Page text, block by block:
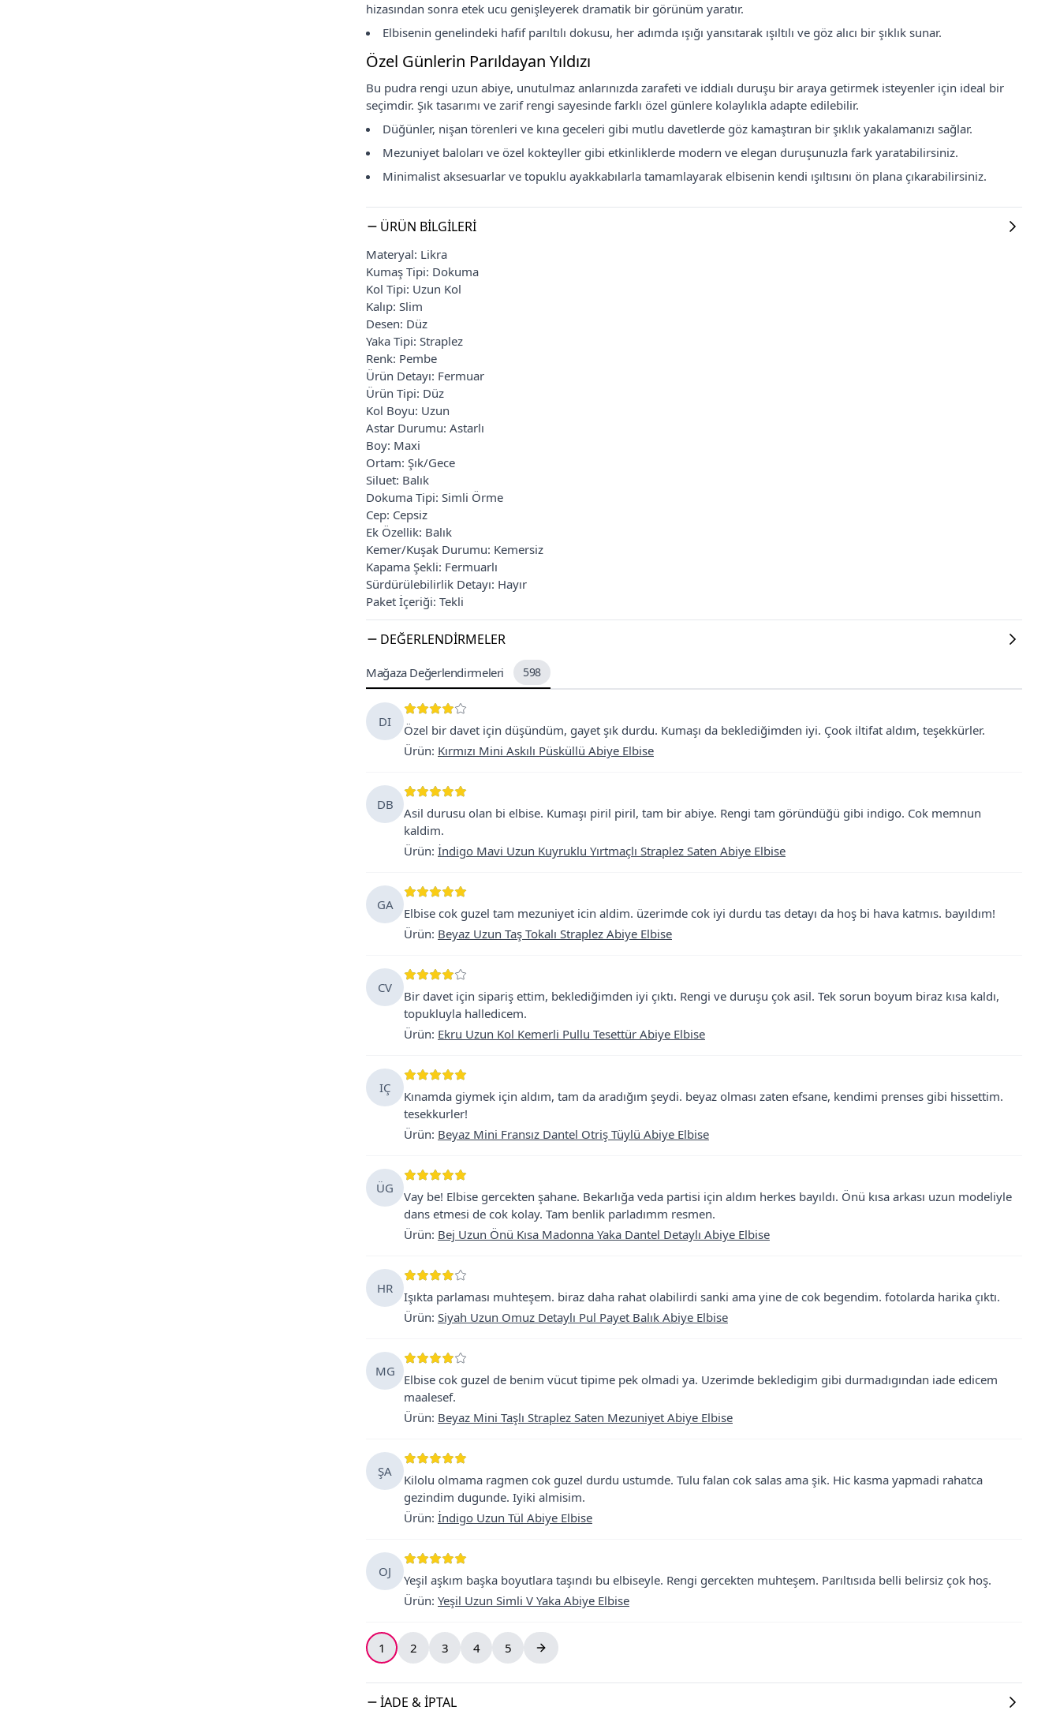
hizasından sonra etek ucu genişleyerek dramatik bir görünüm yaratır.
Elbisenin genelindeki hafif parıltılı dokusu, her adımda ışığı yansıtarak ışıltılı ve göz alıcı bir şıklık sunar.
Özel Günlerin Parıldayan Yıldızı
Bu pudra rengi uzun abiye, unutulmaz anlarınızda zarafeti ve iddialı duruşu bir araya getirmek isteyenler için ideal bir
seçimdir. Şık tasarımı ve zarif rengi sayesinde farklı özel günlere kolaylıkla adapte edilebilir.
Düğünler, nişan törenleri ve kına geceleri gibi mutlu davetlerde göz kamaştıran bir şıklık yakalamanızı sağlar.
Mezuniyet baloları ve özel kokteyller gibi etkinliklerde modern ve elegan duruşunuzla fark yaratabilirsiniz.
Minimalist aksesuarlar ve topuklu ayakkabılarla tamamlayarak elbisenin kendi ışıltısını ön plana çıkarabilirsiniz.
ÜRÜN BILGILERI
Materyal: Likra
Kumaş Tipi: Dokuma
Kol Tipi: Uzun Kol
Kalıp: Slim
Desen: Düz
Yaka Tipi: Straplez
Renk: Pembe
Ürün Detayı: Fermuar
Ürün Tipi: Düz
Kol Boyu: Uzun
Astar Durumu: Astarlı
Boy: Maxi
Ortam: Şık/Gece
Siluet: Balık
Dokuma Tipi: Simli Örme
Cep: Cepsiz
Ek Özellik: Balık
Kemer/Kuşak Durumu: Kemersiz
Kapama Şekli: Fermuarlı
Sürdürülebilirlik Detayı: Hayır
Paket İçeriği: Tekli
DEĞERLENDIRMELER
Mağaza Değerlendirmeleri 598
DI
Özel bir davet için düşündüm, gayet şık durdu. Kumaşı da beklediğimden iyi. Çook iltifat aldım, teşekkürler.
Ürün: Kırmızı Mini Askılı Püsküllü Abiye Elbise
DB
Asil durusu olan bi elbise. Kumaşı piril piril, tam bir abiye. Rengi tam göründüğü gibi indigo. Cok memnun
kaldim.
Ürün: İndigo Mavi Uzun Kuyruklu Yırtmaçlı Straplez Saten Abiye Elbise
GA
Elbise cok guzel tam mezuniyet icin aldim. üzerimde cok iyi durdu tas detayı da hoş bi hava katmıs. bayıldım!
Ürün: Beyaz Uzun Taş Tokalı Straplez Abiye Elbise
CV
Bir davet için sipariş ettim, beklediğimden iyi çıktı. Rengi ve duruşu çok asil. Tek sorun boyum biraz kısa kaldı,
topukluyla halledicem.
Ürün: Ekru Uzun Kol Kemerli Pullu Tesettür Abiye Elbise
IÇ
Kınamda giymek için aldım, tam da aradığım şeydi. beyaz olması zaten efsane, kendimi prenses gibi hissettim.
tesekkurler!
Ürün: Beyaz Mini Fransız Dantel Otriş Tüylü Abiye Elbise
ÜG
Vay be! Elbise gercekten şahane. Bekarlığa veda partisi için aldım herkes bayıldı. Önü kısa arkası uzun modeliyle
dans etmesi de cok kolay. Tam benlik parladımm resmen.
Ürün: Bej Uzun Önü Kısa Madonna Yaka Dantel Detaylı Abiye Elbise
HR
Işıkta parlaması muhteşem. biraz daha rahat olabilirdi sanki ama yine de cok begendim. fotolarda harika çıktı.
Ürün: Siyah Uzun Omuz Detaylı Pul Payet Balık Abiye Elbise
MG
Elbise cok guzel de benim vücut tipime pek olmadi ya. Uzerimde bekledigim gibi durmadıgından iade edicem
maalesef.
Ürün: Beyaz Mini Taşlı Straplez Saten Mezuniyet Abiye Elbise
ŞA
Kilolu olmama ragmen cok guzel durdu ustumde. Tulu falan cok salas ama şik. Hic kasma yapmadi rahatca
gezindim dugunde. Iyiki almisim.
Ürün: İndigo Uzun Tül Abiye Elbise
OJ
Yeşil aşkım başka boyutlara taşındı bu elbiseyle. Rengi gercekten muhteşem. Parıltısıda belli belirsiz çok hoş.
Ürün: Yeşil Uzun Simli V Yaka Abiye Elbise
1 2 3 4 5
İADE & İPTAL